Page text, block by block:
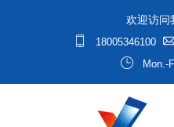
欢迎访问
18005346100
Mon.-